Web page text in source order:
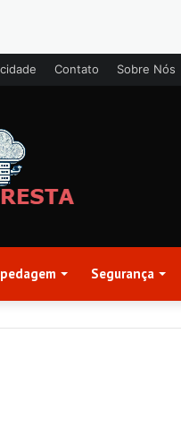
Contato Sobre Nós
Segurança